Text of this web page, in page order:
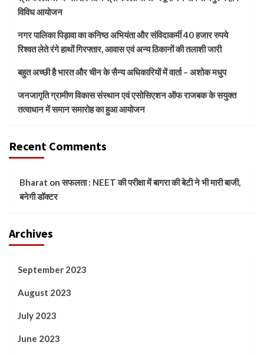
विविध आयोजन
नगर पालिका पिड़ावा का कनिष्ठ अभियंता और संविदाकर्मी 40 हजार रुपये
रिश्वत लेते रंगे हाथों गिरफ्तार, आवास एवं अन्य ठिकानों की तलाशी जारी
बहुत अच्छी है भारत और चीन के सैन्य अधिकारियों में वार्ता – अशोक मधुप
जनजागृति ग्रामीण विकास संस्थान एवं एसोसिएशन ऑफ राजबक के सयुक्त
तत्वाधान में समान समारोह का हुआ आयोजन
Recent Comments
Bharat onसफलता : NEET की परीक्षा में बागरा की बेटी ने भी मारी बाजी,
बनेगी डॉक्टर
Archives
September 2023
August 2023
July 2023
June 2023